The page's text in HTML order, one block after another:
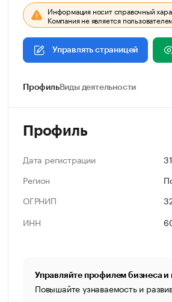
Информация носит справочный
Компания не является
Управлять страницей
ПрофильВиды деятельности
Профиль
Дата регистрации
Регион
ОГРНИП
ИНН
Управляйте профилем бизнеса и
Повышайте узнаваемость и